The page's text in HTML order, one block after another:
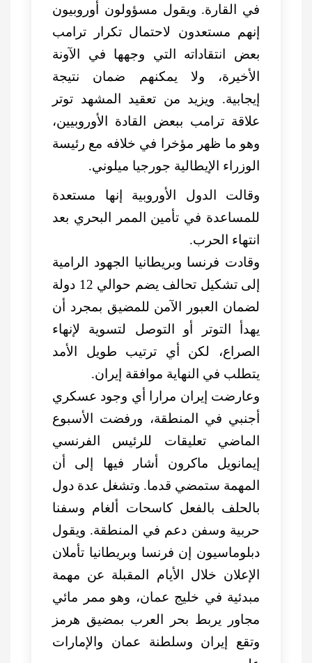
في القارة. ويقول مسؤولون أوروبيون
إنهم مستعدون لاحتمال تكرار ترامب
بعض انتقاداته التي وجهها في الآونة
الأخيرة، ولا يمكنهم ضمان نتيجة
إيجابية. ويزيد من تعقيد المشهد توتر
علاقة ترامب ببعض القادة الأوروبيين،
وهو ما ظهر مؤخرا في خلافه مع رئيسة
الوزراء الإيطالية جورجيا ميلوني.
وقالت الدول الأوروبية إنها مستعدة
للمساعدة في تأمين الممر البحري بعد
انتهاء الحرب.
وقادت فرنسا وبريطانيا ‌الجهود الرامية
إلى تشكيل تحالف يضم حوالي 12 دولة
لضمان العبور الآمن للمضيق بمجرد أن
يهدأ التوتر أو التوصل لتسوية لإنهاء
الصراع، لكن أي ترتيب طويل الأمد
يتطلب في النهاية موافقة إيران.
وعارضت إيران مرارا أي وجود عسكري
أجنبي في المنطقة، ورفضت الأسبوع
الماضي تعليقات للرئيس الفرنسي
إيمانويل ماكرون أشار فيها إلى أن
المهمة ستمضي قدما. وتشغل عدة دول
بالحلف بالفعل كاسحات ألغام وسفنا
حربية وسفن دعم في المنطقة. ويقول
دبلوماسيون إن فرنسا وبريطانيا تأملان
الإعلان خلال الأيام المقبلة عن مهمة
مبدئية في خليج عمان، وهو ممر مائي
مجاور يربط بحر العرب بمضيق هرمز
وتقع إيران وسلطنة عمان والإمارات